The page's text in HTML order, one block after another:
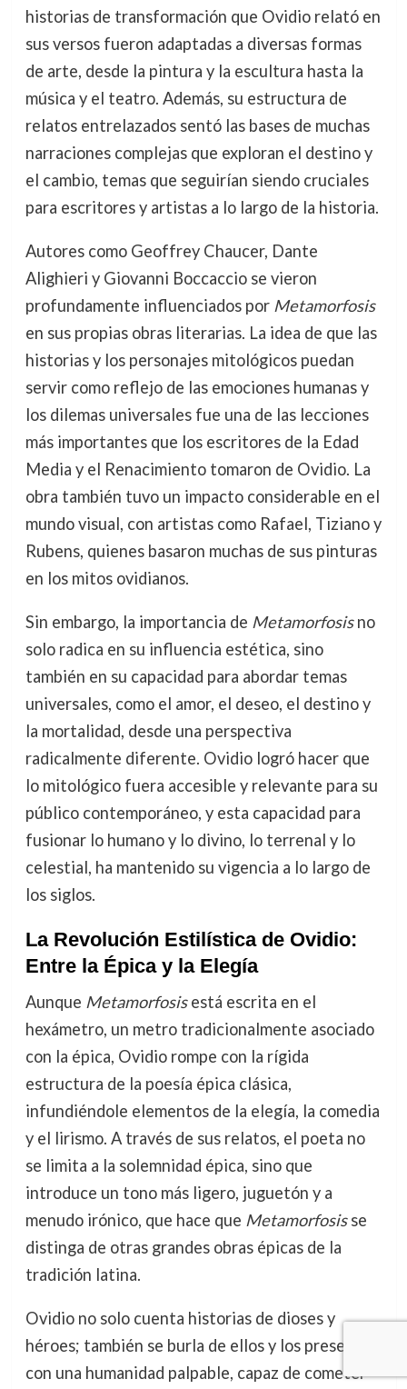
historias de transformación que Ovidio relató en
sus versos fueron adaptadas a diversas formas
de arte, desde la pintura y la escultura hasta la
música y el teatro. Además, su estructura de
relatos entrelazados sentó las bases de muchas
narraciones complejas que exploran el destino y
el cambio, temas que seguirían siendo cruciales
para escritores y artistas a lo largo de la historia.
Autores como Geoffrey Chaucer, Dante
Alighieri y Giovanni Boccaccio se vieron
profundamente influenciados por Metamorfosis
en sus propias obras literarias. La idea de que las
historias y los personajes mitológicos puedan
servir como reflejo de las emociones humanas y
los dilemas universales fue una de las lecciones
más importantes que los escritores de la Edad
Media y el Renacimiento tomaron de Ovidio. La
obra también tuvo un impacto considerable en el
mundo visual, con artistas como Rafael, Tiziano y
Rubens, quienes basaron muchas de sus pinturas
en los mitos ovidianos.
Sin embargo, la importancia de Metamorfosisno
solo radica en su influencia estética, sino
también en su capacidad para abordar temas
universales, como el amor, el deseo, el destino y
la mortalidad, desde una perspectiva
radicalmente diferente. Ovidio logró hacer que
lo mitológico fuera accesible y relevante para su
público contemporáneo, y esta capacidad para
fusionar lo humano y lo divino, lo terrenal y lo
celestial, ha mantenido su vigencia a lo largo de
los siglos.
La Revolución Estilística de Ovidio:
Entre la Épica y la Elegía
Aunque Metamorfosisestá escrita en el
hexámetro, un metro tradicionalmente asociado
con la épica, Ovidio rompe con la rígida
estructura de la poesía épica clásica,
infundiéndole elementos de la elegía, la comedia
y el lirismo. A través de sus relatos, el poeta no
se limita a la solemnidad épica, sino que
introduce un tono más ligero, juguetón y a
menudo irónico, que hace que Metamorfosisse
distinga de otras grandes obras épicas de la
tradición latina.
Ovidio no solo cuenta historias de dioses y
héroes; también se burla de ellos y los presenta
con una humanidad palpable, capaz de cometer